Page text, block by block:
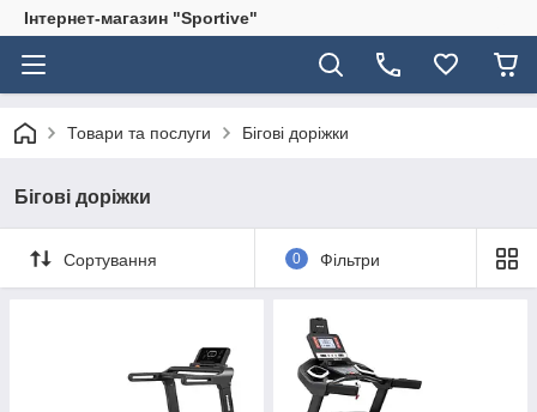
Інтернет-магазин "Sportive"
Товари та послуги Бігові доріжки
Бігові доріжки
Сортування 0 Фільтри